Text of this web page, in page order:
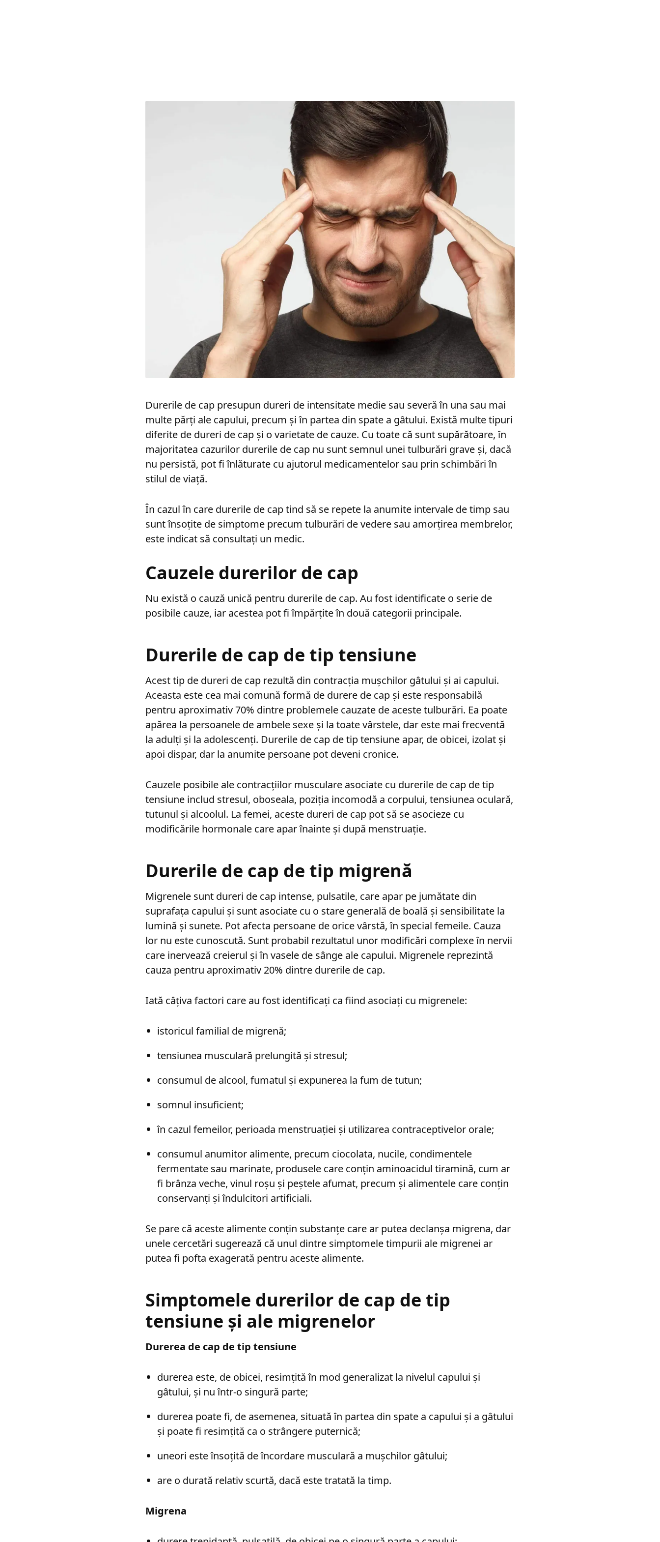
Durerile de cap presupun dureri de intensitate medie sau severă în una sau mai
multe părți ale capului, precum și în partea din spate a gâtului. Există multe tipuri
diferite de dureri de cap și o varietate de cauze. Cu toate că sunt supărătoare, în
majoritatea cazurilor durerile de cap nu sunt semnul unei tulburări grave și, dacă
nu persistă, pot fi înlăturate cu ajutorul medicamentelor sau prin schimbări în
stilul de viață.
În cazul în care durerile de cap tind să se repete la anumite intervale de timp sau
sunt însoțite de simptome precum tulburări de vedere sau amorțirea membrelor,
este indicat să consultați un medic.
Cauzele durerilor de cap
Nu există o cauză unică pentru durerile de cap. Au fost identificate o serie de
posibile cauze, iar acestea pot fi împărțite în două categorii principale.
Durerile de cap de tip tensiune
Acest tip de dureri de cap rezultă din contracția mușchilor gâtului și ai capului.
Aceasta este cea mai comună formă de durere de cap și este responsabilă
pentru aproximativ 70% dintre problemele cauzate de aceste tulburări. Ea poate
apărea la persoanele de ambele sexe și la toate vârstele, dar este mai frecventă
la adulți și la adolescenți. Durerile de cap de tip tensiune apar, de obicei, izolat și
apoi dispar, dar la anumite persoane pot deveni cronice.
Cauzele posibile ale contracțiilor musculare asociate cu durerile de cap de tip
tensiune includ stresul, oboseala, poziția incomodă a corpului, tensiunea oculară,
tutunul și alcoolul. La femei, aceste dureri de cap pot să se asocieze cu
modificările hormonale care apar înainte și după menstruație.
Durerile de cap de tip migrenă
Migrenele sunt dureri de cap intense, pulsatile, care apar pe jumătate din
suprafața capului și sunt asociate cu o stare generală de boală și sensibilitate la
lumină și sunete. Pot afecta persoane de orice vârstă, în special femeile. Cauza
lor nu este cunoscută. Sunt probabil rezultatul unor modificări complexe în nervii
care inervează creierul și în vasele de sânge ale capului. Migrenele reprezintă
cauza pentru aproximativ 20% dintre durerile de cap.
Iată câțiva factori care au fost identificați ca fiind asociați cu migrenele:
istoricul familial de migrenă;
tensiunea musculară prelungită și stresul;
consumul de alcool, fumatul și expunerea la fum de tutun;
somnul insuficient;
în cazul femeilor, perioada menstruației și utilizarea contraceptivelor orale;
consumul anumitor alimente, precum ciocolata, nucile, condimentele
fermentate sau marinate, produsele care conțin aminoacidul tiramină, cum ar
fi brânza veche, vinul roșu și peștele afumat, precum și alimentele care conțin
conservanți și îndulcitori artificiali.
Se pare că aceste alimente conțin substanțe care ar putea declanșa migrena, dar
unele cercetări sugerează că unul dintre simptomele timpurii ale migrenei ar
putea fi pofta exagerată pentru aceste alimente.
Simptomele durerilor de cap de tip
tensiune și ale migrenelor
Durerea de cap de tip tensiune
durerea este, de obicei, resimțită în mod generalizat la nivelul capului și
gâtului, și nu într-o singură parte;
durerea poate fi, de asemenea, situată în partea din spate a capului și a gâtului
și poate fi resimțită ca o strângere puternică;
uneori este însoțită de încordare musculară a mușchilor gâtului;
are o durată relativ scurtă, dacă este tratată la timp.
Migrena